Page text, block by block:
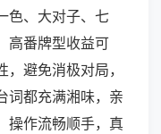
色、大对子、七
高番牌型收益可
避免消极对局，
词都充满湘味，亲
操作流畅顺手，真